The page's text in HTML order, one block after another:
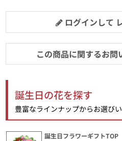
ログインして
この商品に関するお問
誕生日の花を探す
豊富なラインナップからお選びい
誕生日フラワーギフトTOP